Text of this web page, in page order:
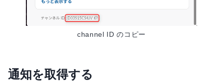
channel ID のコピー
通知を取得する